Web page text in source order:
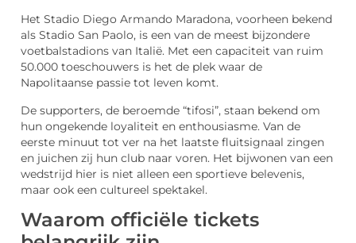
Het Stadio Diego Armando Maradona, voorheen bekend
als Stadio San Paolo, is een van de meest bijzondere
voetbalstadions van Italië. Met een capaciteit van ruim
50.000 toeschouwers is het de plek waar de
Napolitaanse passie tot leven komt.
De supporters, de beroemde “tifosi”, staan bekend om
hun ongekende loyaliteit en enthousiasme. Van de
eerste minuut tot ver na het laatste fluitsignaal zingen
en juichen zij hun club naar voren. Het bijwonen van een
wedstrijd hier is niet alleen een sportieve belevenis,
maar ook een cultureel spektakel.
Waarom officiële tickets